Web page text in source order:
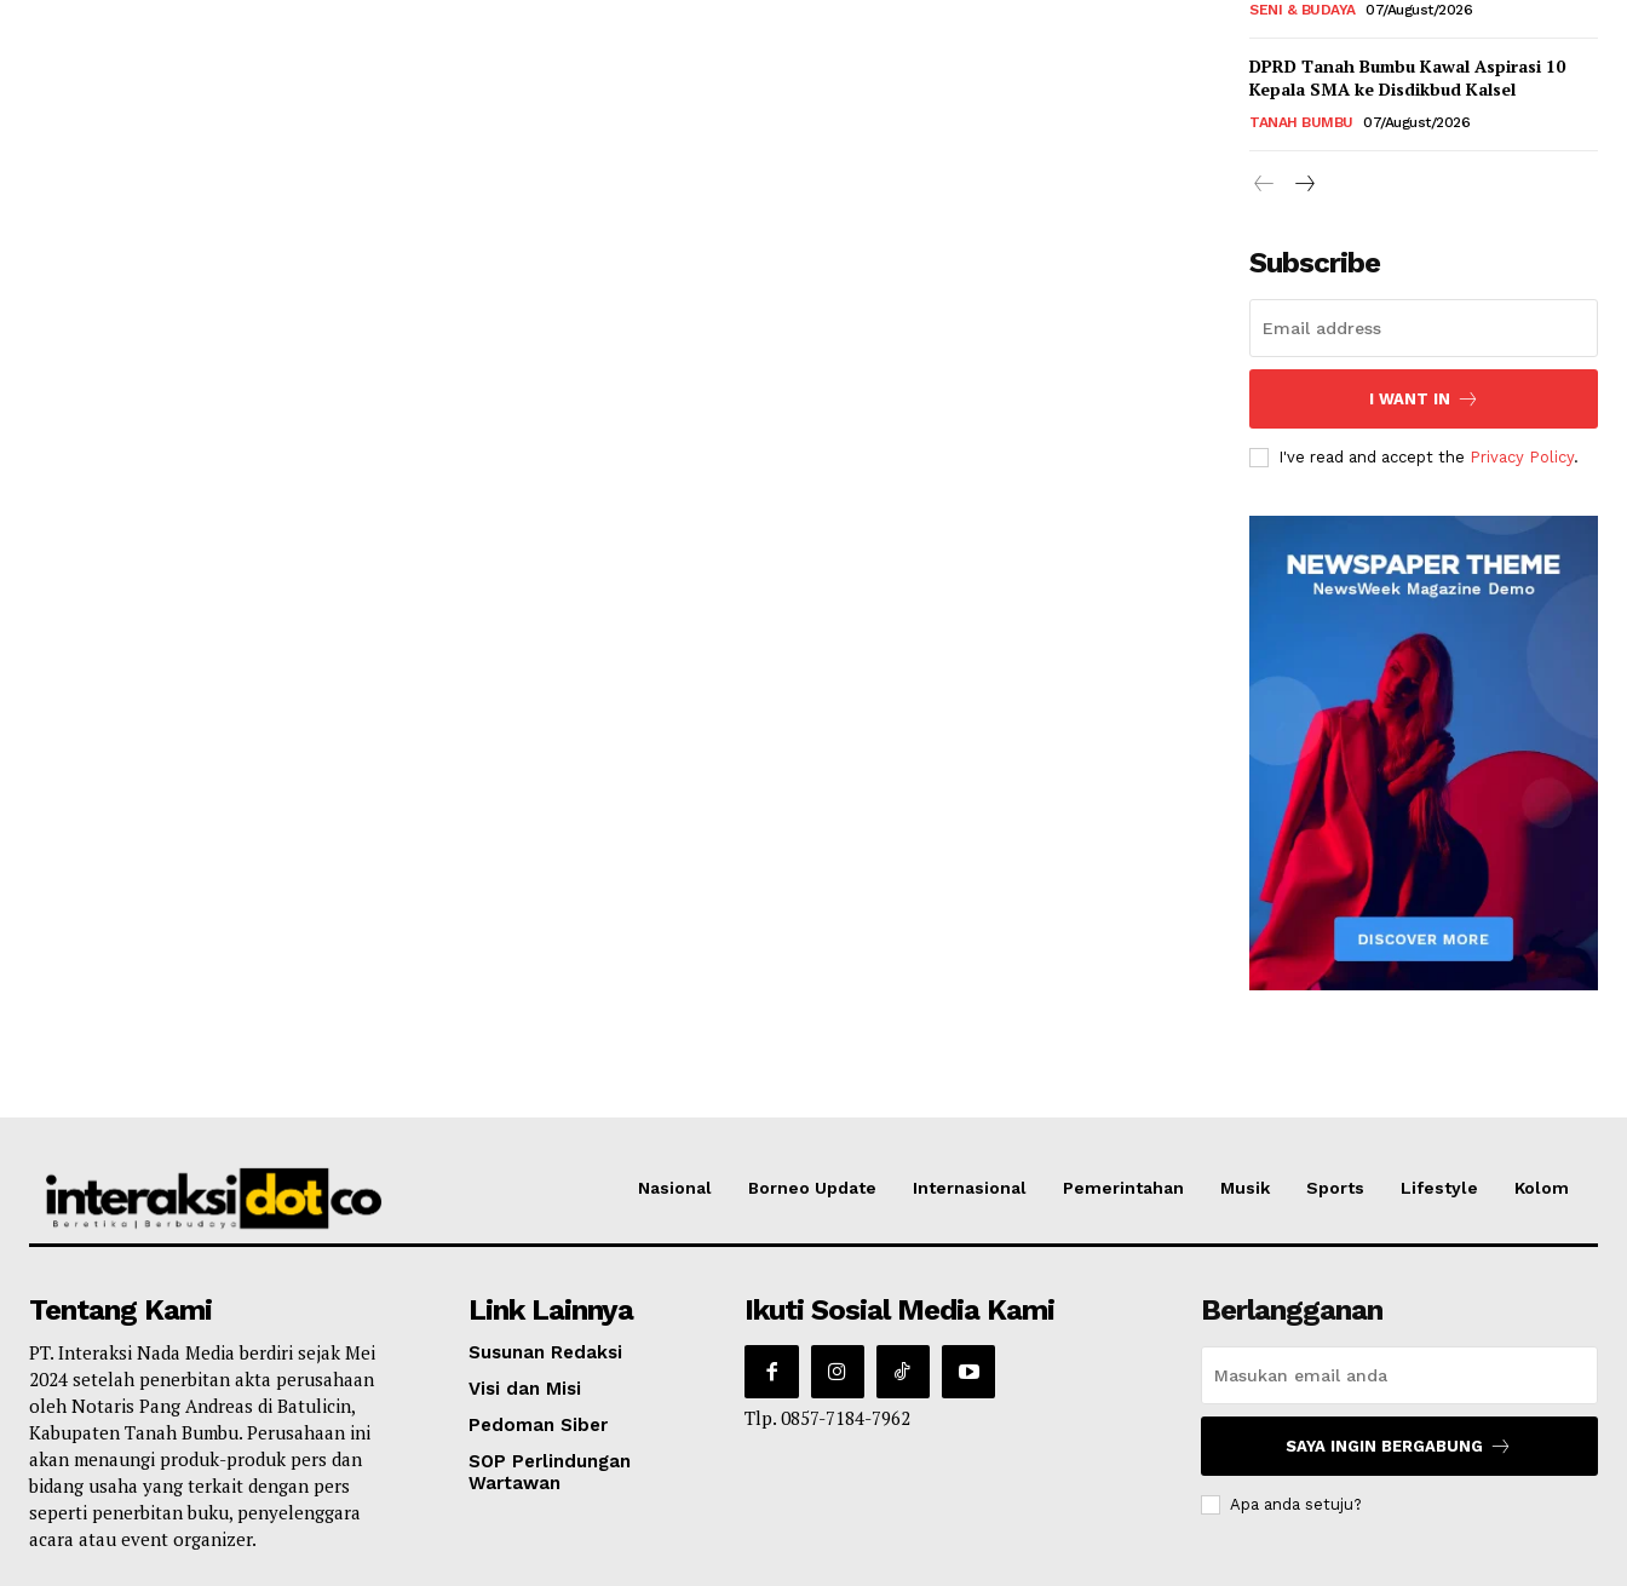
SENI & BUDAYA 07/August/2026
DPRD Tanah Bumbu Kawal Aspirasi 10
Kepala SMA ke Disdikbud Kalsel
TANAH BUMBU 07/August/2026
Subscribe
I WANT IN
I've read and accept the Privacy Policy.
Nasional Borneo Update Internasional Pemerintahan Musik Sports Lifestyle Kolom
Tentang Kami
PT. Interaksi Nada Media berdiri sejak Mei
2024 setelah penerbitan akta perusahaan
oleh Notaris Pang Andreas di Batulicin,
Kabupaten Tanah Bumbu. Perusahaan ini
akan menaungi produk-produk pers dan
bidang usaha yang terkait dengan pers
seperti penerbitan buku, penyelenggara
acara atau event organizer.
Link Lainnya
Susunan Redaksi
Visi dan Misi
Pedoman Siber
SOP Perlindungan
Wartawan
Ikuti Sosial Media Kami
Tlp. 0857-7184-7962
Berlangganan
SAYA INGIN BERGABUNG
Apa anda setuju?